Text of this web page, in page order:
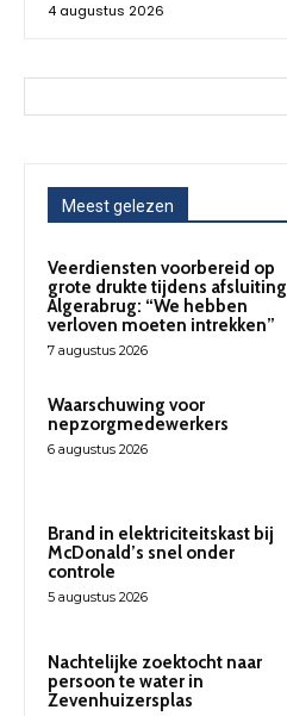
4 augustus 2026
Meest gelezen
Veerdiensten voorbereid op
grote drukte tijdens afsluiting
Algerabrug: “We hebben
verloven moeten intrekken”
7 augustus 2026
Waarschuwing voor
nepzorgmedewerkers
6 augustus 2026
Brand in elektriciteitskast bij
McDonald’s snel onder
controle
5 augustus 2026
Nachtelijke zoektocht naar
persoon te water in
Zevenhuizersplas